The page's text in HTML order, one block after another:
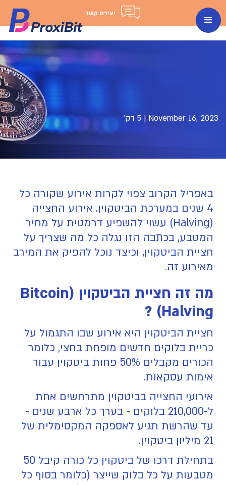
יצירת קשר
November 16, 2023
| 5 דק'
באפריל הקרוב צפוי לקרות אירוע שקורה כל
4 שנים במערכת הביטקוין. אירוע החצייה
(Halving) עשוי להשפיע דרמטית על מחיר
המטבע, בכתבה הזו נגלה כל מה שצריך על
חציית הביטקוין, וכיצד נוכל להפיק את המירב
מאירוע זה.
מה זה חציית הביטקוין (Bitcoin
Halving) ?
חציית הביטקוין היא אירוע שבו התגמול על
כריית בלוקים חדשים מופחת בחצי, כלומר
הכורים מקבלים 50% פחות ביטקוין עבור
אימות עסקאות.
אירועי החצייה בביטקוין מתרחשים אחת
ל-210,000 בלוקים - בערך כל ארבע שנים -
עד שהרשת תגיע לאספקה המקסימלית של
21 מיליון ביטקוין.
בתחילת דרכו של ביטקוין כל כורה קיבל 50
מטבעות על כל בלוק שייצר (כלומר בסוף כל